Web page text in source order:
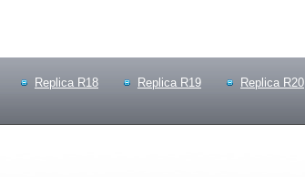
Replica R18 Replica R19 Replica R20